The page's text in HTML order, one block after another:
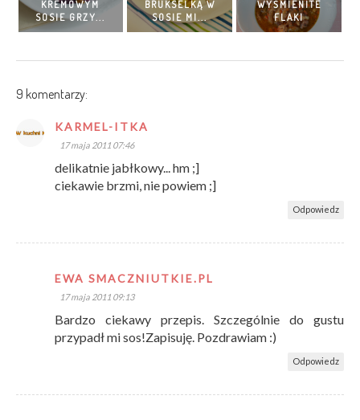
KREMOWYM
SOSIE GRZY...
BRUKSELKĄ W
SOSIE MI...
WYŚMIENITE
FLAKI
9 komentarzy:
KARMEL-ITKA
17 maja 2011 07:46
delikatnie jabłkowy... hm ;]
ciekawie brzmi, nie powiem ;]
Odpowiedz
EWA SMACZNIUTKIE.PL
17 maja 2011 09:13
Bardzo ciekawy przepis. Szczególnie do gustu
przypadł mi sos!Zapisuję. Pozdrawiam :)
Odpowiedz